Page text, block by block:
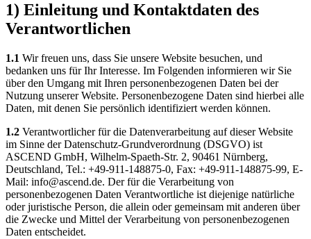
1) Einleitung und Kontaktdaten des
Verantwortlichen
1.1 Wir freuen uns, dass Sie unsere Website besuchen, und
bedanken uns für Ihr Interesse. Im Folgenden informieren wir Sie
über den Umgang mit Ihren personenbezogenen Daten bei der
Nutzung unserer Website. Personenbezogene Daten sind hierbei alle
Daten, mit denen Sie persönlich identifiziert werden können.
1.2 Verantwortlicher für die Datenverarbeitung auf dieser Website
im Sinne der Datenschutz-Grundverordnung (DSGVO) ist
ASCEND GmbH, Wilhelm-Spaeth-Str. 2, 90461 Nürnberg,
Deutschland, Tel.: +49-911-148875-0, Fax: +49-911-148875-99, E-
Mail: info@ascend.de. Der für die Verarbeitung von
personenbezogenen Daten Verantwortliche ist diejenige natürliche
oder juristische Person, die allein oder gemeinsam mit anderen über
die Zwecke und Mittel der Verarbeitung von personenbezogenen
Daten entscheidet.